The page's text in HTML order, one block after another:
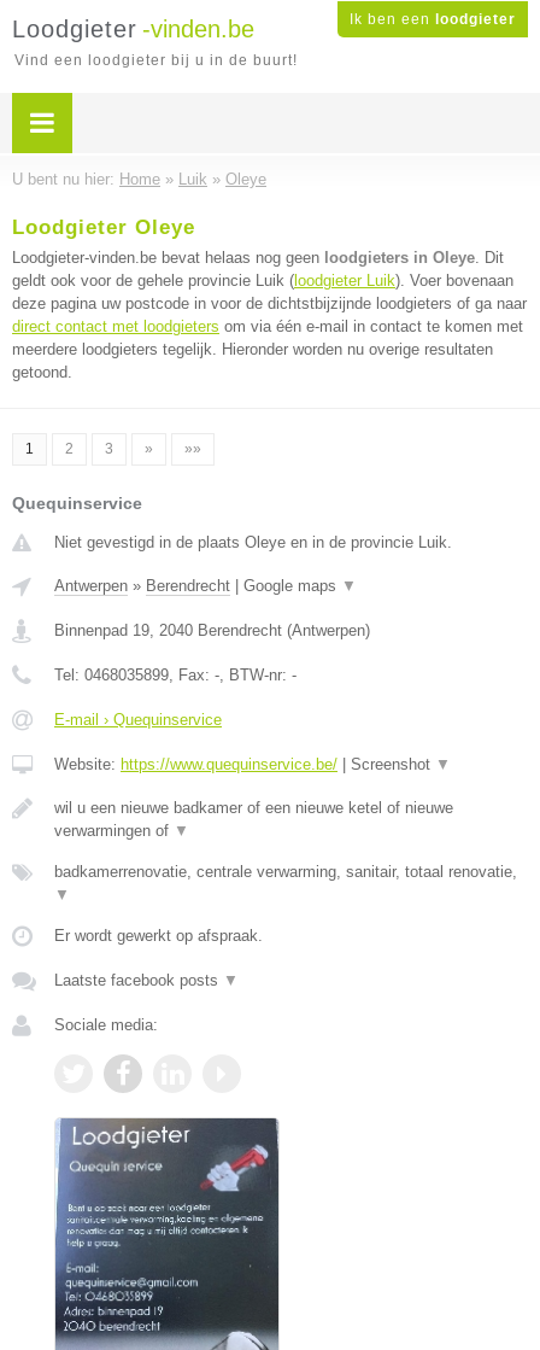
Ik ben een loodgieter
Loodgieter -vinden.be
Vind een loodgieter bij u in de buurt!
U bent nu hier: Home » Luik » Oleye
Loodgieter Oleye
Loodgieter-vinden.be bevat helaas nog geen loodgieters in Oleye. Dit
geldt ook voor de gehele provincie Luik ( loodgieter Luik). Voer bovenaan
deze pagina uw postcode in voor de dichtstbijzijnde loodgieters of ga naar
direct contact met loodgieters om via één e-mail in contact te komen met
meerdere loodgieters tegelijk. Hieronder worden nu overige resultaten
getoond.
1 2 3 » »»
Quequinservice
Niet gevestigd in de plaats Oleye en in de provincie Luik.
Antwerpen » Berendrecht Google maps ▼
Binnenpad 19, 2040 Berendrecht (Antwerpen)
Tel: 0468035899, Fax: -, BTW-nr: -
E-mail › Quequinservice
Website: https://www.quequinservice.be/ Screenshot ▼
wil u een nieuwe badkamer of een nieuwe ketel of nieuwe
verwarmingen of ▼
badkamerrenovatie, centrale verwarming, sanitair, totaal renovatie,
▼
Er wordt gewerkt op afspraak.
Laatste facebook posts ▼
Sociale media: